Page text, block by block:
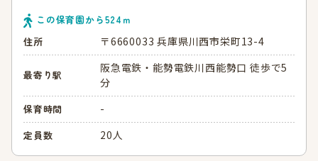
この保育園から524 ｍ
住所
〒6660033 兵庫県川西市栄町13-4
最寄り駅
阪急電鉄・能勢電鉄川西能勢口 徒歩で5
分
保育時間 -
定員数 20人